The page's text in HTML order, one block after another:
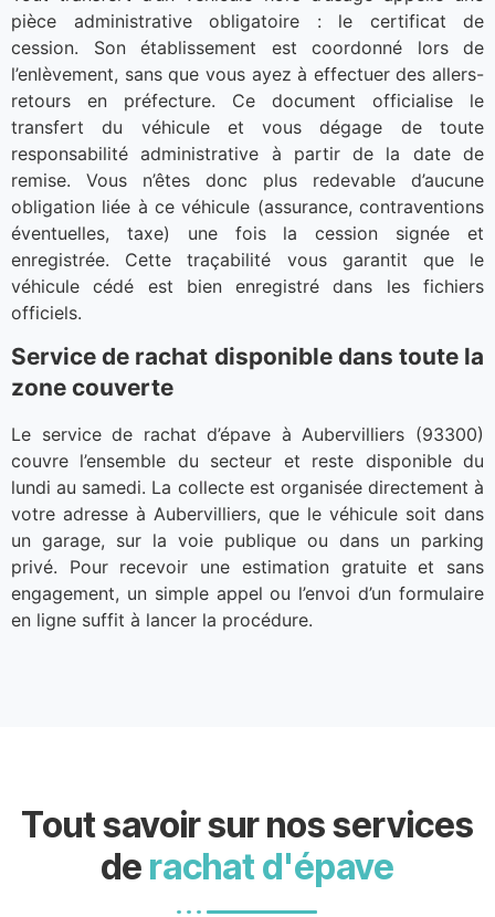
pièce administrative obligatoire : le certificat de
cession. Son établissement est coordonné lors de
l’enlèvement, sans que vous ayez à effectuer des allers-
retours en préfecture. Ce document officialise le
transfert du véhicule et vous dégage de toute
responsabilité administrative à partir de la date de
remise. Vous n’êtes donc plus redevable d’aucune
obligation liée à ce véhicule (assurance, contraventions
éventuelles, taxe) une fois la cession signée et
enregistrée. Cette traçabilité vous garantit que le
véhicule cédé est bien enregistré dans les fichiers
officiels.
Service de rachat disponible dans toute la
zone couverte
Le service de rachat d’épave à Aubervilliers (93300)
couvre l’ensemble du secteur et reste disponible du
lundi au samedi. La collecte est organisée directement à
votre adresse à Aubervilliers, que le véhicule soit dans
un garage, sur la voie publique ou dans un parking
privé. Pour recevoir une estimation gratuite et sans
engagement, un simple appel ou l’envoi d’un formulaire
en ligne suffit à lancer la procédure.
Tout savoir sur nos services
de rachat d'épave